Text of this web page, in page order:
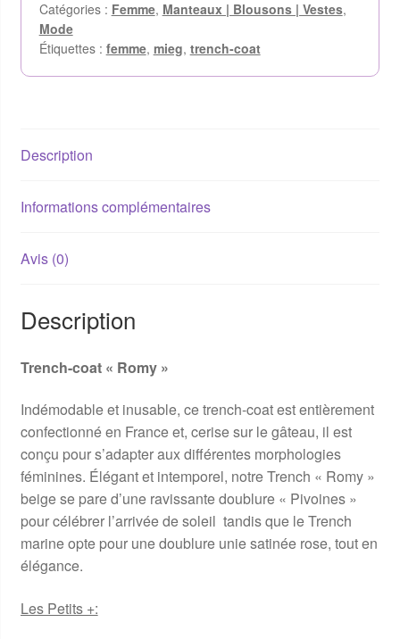
Catégories : Femme, Manteaux | Blousons | Vestes,
Mode
Étiquettes : femme, mieg, trench-coat
Description
Informations complémentaires
Avis (0)
Description
Trench-coat « Romy »
Indémodable et inusable, ce trench-coat est entièrement
confectionné en France et, cerise sur le gâteau, il est
conçu pour s’adapter aux différentes morphologies
féminines. Élégant et intemporel, notre Trench « Romy »
beige se pare d’une ravissante doublure « Pivoines »
pour célébrer l’arrivée de soleil tandis que le Trench
marine opte pour une doublure unie satinée rose, tout en
élégance.
Les Petits +: